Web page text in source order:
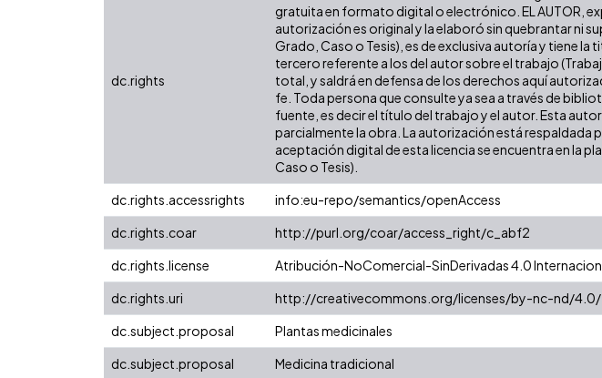
dc.rights
gratuita en formato digital o electrónico. EL AUTOR,
autorización es original y la elaboró sin quebrantar ni
Grado, Caso o Tesis), es de exclusiva autoría y tiene la
tercero referente a los del autor sobre el trabajo
total, y saldrá en defensa de los derechos aquí
fe. Toda persona que consulte ya sea a través de
fuente, es decir el título del trabajo y el autor. Esta
parcialmente la obra. La autorización está respaldada
aceptación digital de esta licencia se encuentra en la
Caso o Tesis).
dc.rights.accessrights info:eu-repo/semantics/openAccess
dc.rights.coar
http://purl.org/coar/access_right/c_abf2
dc.rights.license
Atribución-NoComercial-SinDerivadas 4.0
dc.rights.uri
http://creativecommons.org/licenses/by-nc-nd/4.0/
dc.subject.proposal
Plantas medicinales
dc.subject.proposal
Medicina tradicional